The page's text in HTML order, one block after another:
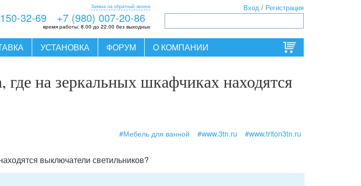
32-69 +7 (980) 007-20-86
Заявка на обратный звонок
время работы: 8.00 до 22.00 без выходных
Вход / Регистрация
УСТАНОВКА ФОРУМ О КОМПАНИИ
на зеркальных шкафчиках находятся
#Мебель для ванной
#www.3tn.ru #www.triton3tn.ru
выключатели светильников?